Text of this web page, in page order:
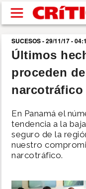
Pasar al contenido
buscar
SUCESOS
POLÍTICA
SHOW
DEPORTES
SUCESOS - 29/11/17 -
Últimos
proceden
narcotráfico
En Panamá el
tendencia a la
seguro de la
nuestro
narcotráfico.